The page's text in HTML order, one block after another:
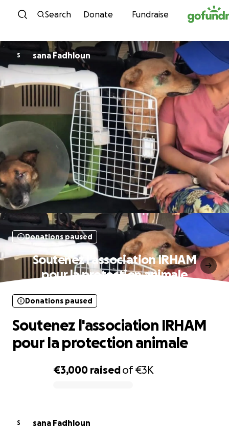
Skip to content
Search Donate Fundraise
S sana Fadhloun
Donations paused
Soutenez l'association IRHAM
pour la protection animale
€3,000 raisedof€3K
Donations paused
Soutenez l'association IRHAM
pour la protection animale
S
sana Fadhloun